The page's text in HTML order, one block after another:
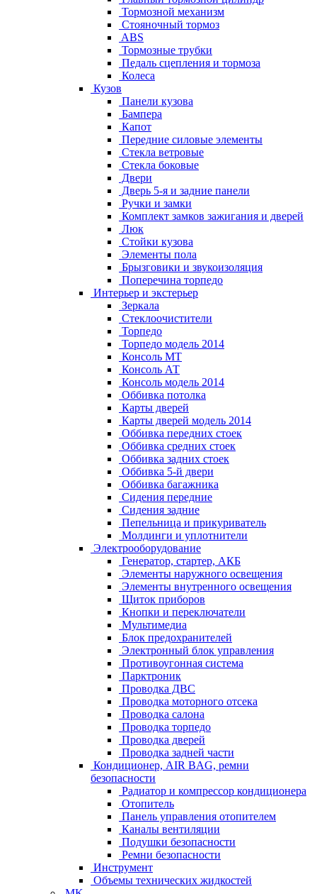
Тормозной механизм
Стояночный тормоз
ABS
Тормозные трубки
Педаль сцепления и тормоза
Колеса
Кузов
Панели кузова
Бампера
Капот
Передние силовые элементы
Стекла ветровые
Стекла боковые
Двери
Дверь 5-я и задние панели
Ручки и замки
Комплект замков зажигания и дверей
Люк
Стойки кузова
Элементы пола
Брызговики и звукоизоляция
Поперечина торпедо
Интерьер и экстерьер
Зеркала
Стеклоочистители
Торпедо
Торпедо модель 2014
Консоль МТ
Консоль АТ
Консоль модель 2014
Оббивка потолка
Карты дверей
Карты дверей модель 2014
Оббивка передних стоек
Оббивка средних стоек
Оббивка задних стоек
Оббивка 5-й двери
Оббивка багажника
Сидения передние
Сидения задние
Пепельница и прикуриватель
Молдинги и уплотнители
Электрооборудование
Генератор, стартер, АКБ
Элементы наружного освещения
Элементы внутренного освещения
Щиток приборов
Кнопки и переключатели
Мультимедиа
Блок предохранителей
Электронный блок управления
Противоугонная система
Парктроник
Проводка ДВС
Проводка моторного отсека
Проводка салона
Проводка торпедо
Проводка дверей
Проводка задней части
Кондиционер, AIR BAG, ремни
безопасности
Радиатор и компрессор кондиционера
Отопитель
Панель управления отопителем
Каналы вентиляции
Подушки безопасности
Ремни безопасности
Инструмент
Объемы технических жидкостей